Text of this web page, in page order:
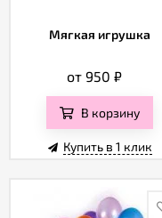
Мягкая игрушка
от 950₽
В корзину
Купить в 1 клик